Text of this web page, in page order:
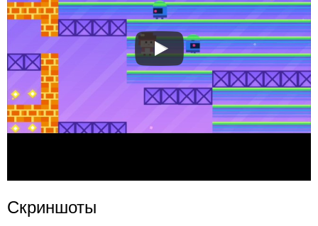
Скриншоты